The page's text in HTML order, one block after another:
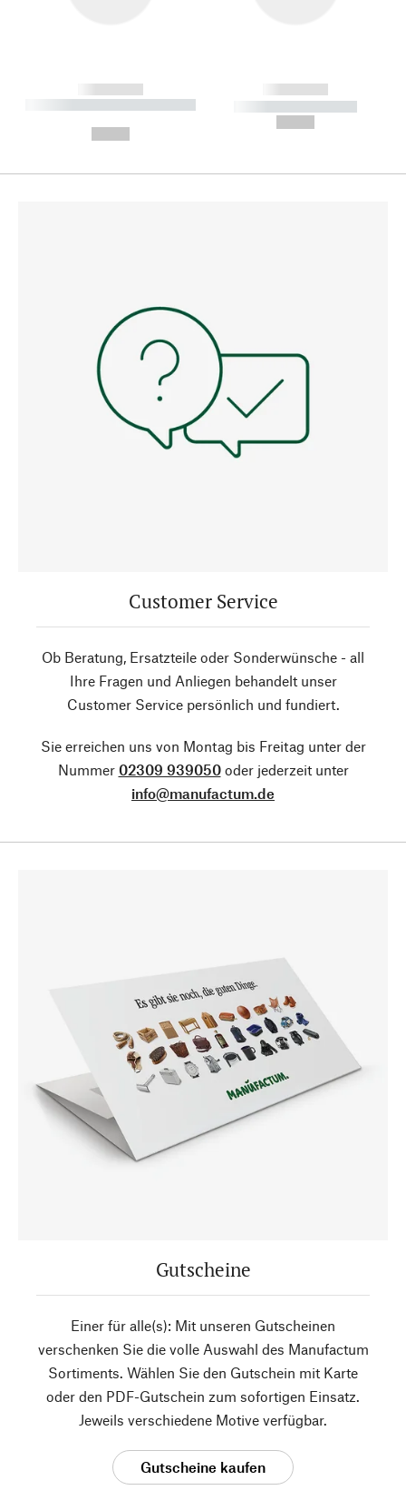
------------
----------- ----------- --------
------------
----------- -----------
Customer Service
Ob Beratung, Ersatzteile oder Sonderwünsche - all
Ihre Fragen und Anliegen behandelt unser
Customer Service persönlich und fundiert.
Sie erreichen uns von Montag bis Freitag unter der
Nummer 02309 939050oder jederzeit unter
info@manufactum.de
Gutscheine
Einer für alle(s): Mit unseren Gutscheinen
verschenken Sie die volle Auswahl des Manufactum
Sortiments. Wählen Sie den Gutschein mit Karte
oder den PDF-Gutschein zum sofortigen Einsatz.
Jeweils verschiedene Motive verfügbar.
Gutscheine kaufen